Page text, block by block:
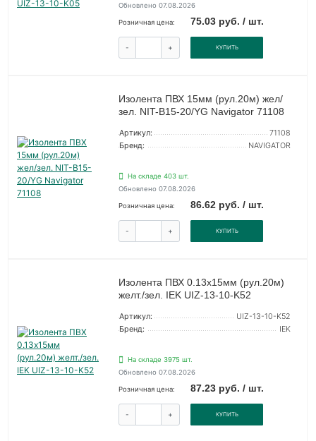
Обновлено 07.08.2026
Розничная цена: 75.03 руб. / шт.
- + КУПИТЬ
Изолента ПВХ 15мм (рул.20м) жел/
зел. NIT-B15-20/YG Navigator 71108
Артикул:
71108
Бренд:
NAVIGATOR
На складе 403 шт.
Обновлено 07.08.2026
Розничная цена: 86.62 руб. / шт.
- + КУПИТЬ
Изолента ПВХ 0.13х15мм (рул.20м)
желт./зел. IEK UIZ-13-10-K52
Артикул:
UIZ-13-10-K52
Бренд:
IEK
На складе 3975 шт.
Обновлено 07.08.2026
Розничная цена: 87.23 руб. / шт.
- + КУПИТЬ